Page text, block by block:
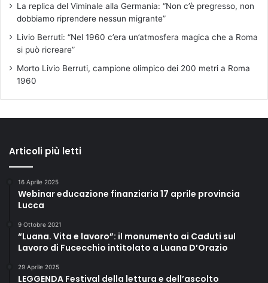
La replica del Viminale alla Germania: “Non c’è pregresso, non
dobbiamo riprendere nessun migrante”
Livio Berruti: “Nel 1960 c’era un’atmosfera magica che a Roma
si può ricreare”
Morto Livio Berruti, campione olimpico dei 200 metri a Roma
1960
Articoli più letti
16 Aprile 2025
Webinar educazione finanziaria 17 aprile provincia
Lucca
9 Ottobre 2021
“Luana. Vita e lavoro”: il monumento ai Caduti sul
Lavoro di Fucecchio intitolato a Luana D’Orazio
29 Aprile 2025
LEGGENDA Festival della lettura e dell’ascolto